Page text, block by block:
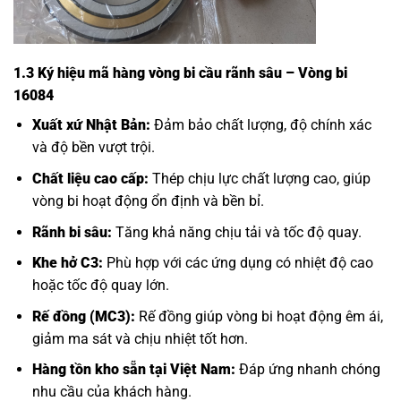
1.3 Ký hiệu mã hàng vòng bi cầu rãnh sâu – Vòng bi
16084
Xuất xứ Nhật Bản: Đảm bảo chất lượng, độ chính xác
và độ bền vượt trội.
Chất liệu cao cấp: Thép chịu lực chất lượng cao, giúp
vòng bi hoạt động ổn định và bền bỉ.
Rãnh bi sâu: Tăng khả năng chịu tải và tốc độ quay.
Khe hở C3: Phù hợp với các ứng dụng có nhiệt độ cao
hoặc tốc độ quay lớn.
Rế đồng (MC3): Rế đồng giúp vòng bi hoạt động êm ái,
giảm ma sát và chịu nhiệt tốt hơn.
Hàng tồn kho sẵn tại Việt Nam: Đáp ứng nhanh chóng
nhu cầu của khách hàng.